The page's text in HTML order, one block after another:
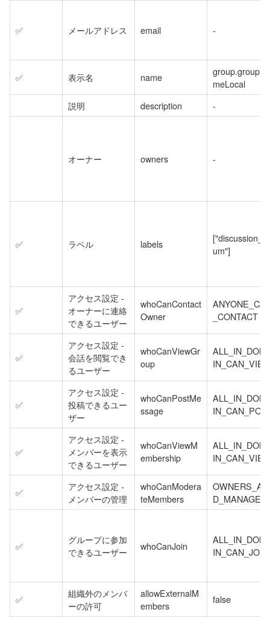
✅ メールアドレス email -
✅ 表示名 name
group.groupNa
meLocal
説明
description -
オーナー owners -
✅ ラベル labels
um"]
✅
アクセス設定 -
オーナーに連絡
できるユーザー
whoCanContact
Owner
_CONTACT
✅
アクセス設定 -
会話を閲覧でき
るユーザー
whoCanViewGr
oup
✅
アクセス設定 -
投稿できるユー
ザー
whoCanPostMe
ssage
✅
アクセス設定 -
メンバーを表示
できるユーザー
whoCanViewM
embership
✅
アクセス設定 -
メンバーの管理
whoCanModera
teMembers
OWNERS_AN
✅
グループに参加
できるユーザー
whoCanJoin
IN_CAN_JOIN
✅
組織外のメンバ
ーの許可
allowExternalM
embers
false